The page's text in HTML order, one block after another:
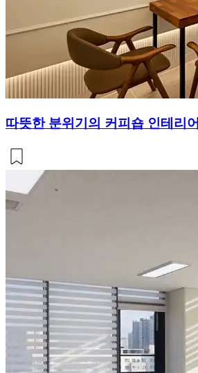
따뜻한 분위기의 커피숍 인테리어